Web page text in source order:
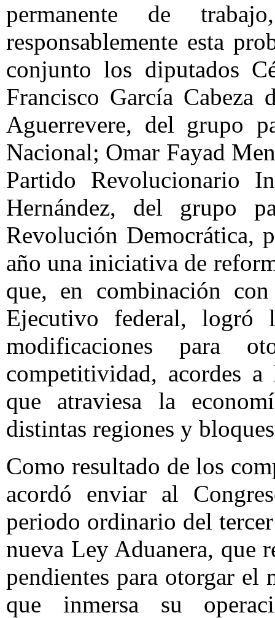
permanente de
responsablemente esta
conjunto los diputados
Francisco García Cabeza
Aguerrevere, del grupo
Nacional; Omar Fayad
Partido Revolucionario
Hernández, del grupo
Revolución Democrática,
año una iniciativa de
que, en combinación
Ejecutivo federal, logró
modificaciones para
competitividad, acordes
que atraviesa la
distintas regiones y
Como resultado de los
acordó enviar al
periodo ordinario del
nueva Ley Aduanera, que
pendientes para otorgar el
que inmersa su